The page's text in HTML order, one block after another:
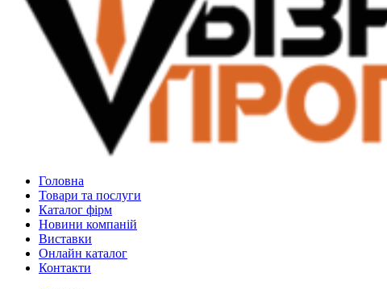
Головна
Товари та послуги
Каталог фірм
Новини компаній
Виставки
Онлайн каталог
Контакти